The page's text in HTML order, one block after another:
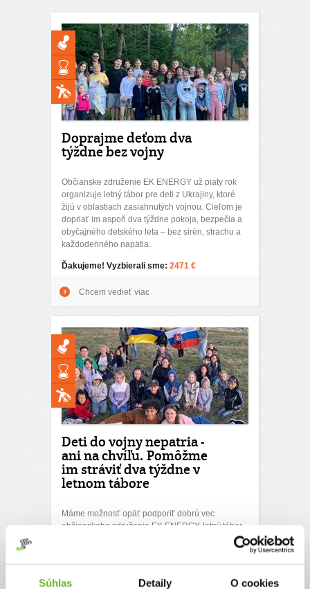
Súhlas Detaily O cookies
Doprajme deťom dva
týždne bez vojny
Občianske združenie EK ENERGY už piaty rok
organizuje letný tábor pre deti z Ukrajiny, ktoré
žijú v oblastiach zasiahnutých vojnou. Cieľom je
dopriať im aspoň dva týždne pokoja, bezpečia a
obyčajného detského leta – bez sirén, strachu a
každodenného napätia.
Ďakujeme! Vyzbierali sme: 2471 €
Chcem vedieť viac
Deti do vojny nepatria -
ani na chvíľu. Pomôžme
im stráviť dva týždne v
letnom tábore
Máme možnosť opäť podporiť dobrú vec
občianskeho združenia EK ENERGY, letný tábor
pre ukrajinské deti, ktoré takto aspoň na chvíľu
stráviť aspoň 2 týždne bez stresu, strachu o život